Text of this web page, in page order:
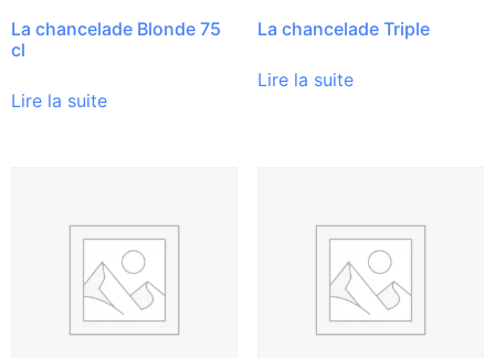
La chancelade Blonde 75
cl
Lire la suite
La chancelade Triple
Lire la suite